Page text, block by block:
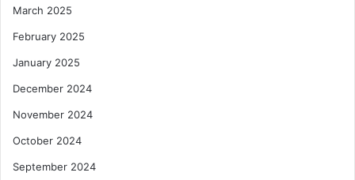
March 2025
February 2025
January 2025
December 2024
November 2024
October 2024
September 2024